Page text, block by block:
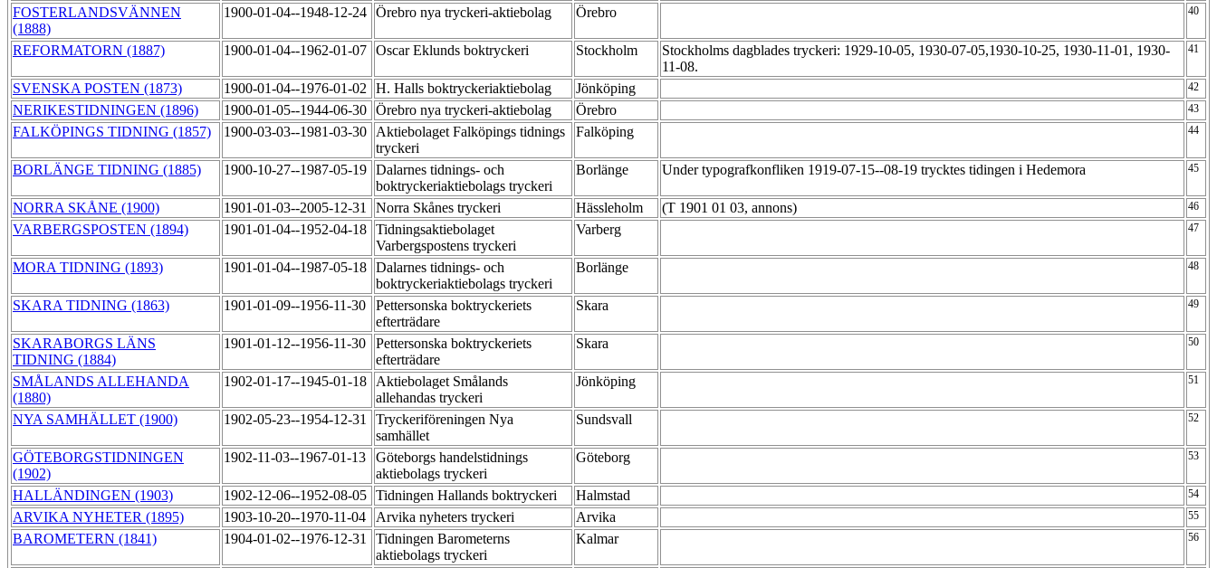
FOSTERLANDSVÄNNEN
(1888)
1900-01-04--1948-12-24 Örebro nya tryckeri-aktiebolag Örebro 40
REFORMATORN (1887) 1900-01-04--1962-01-07 Oscar Eklunds boktryckeri Stockholm
Stockholms dagblades tryckeri: 1929-10-05, 1930-07-05,1930-10-25, 1930-11-01, 1930-
11-08.
41
SVENSKA POSTEN (1873) 1900-01-04--1976-01-02 H. Halls boktryckeriaktiebolag Jönköping 42
NERIKESTIDNINGEN (1896) 1900-01-05--1944-06-30 Örebro nya tryckeri-aktiebolag Örebro 43
FALKÖPINGS TIDNING (1857) 1900-03-03--1981-03-30
Aktiebolaget Falköpings tidnings
tryckeri
Falköping 44
BORLÄNGE TIDNING (1885) 1900-10-27--1987-05-19 Dalarnes tidnings- och
boktryckeriaktiebolags tryckeri
Borlänge Under typografkonfliken 1919-07-15--08-19 trycktes tidingen i Hedemora 45
NORRA SKÅNE (1900) 1901-01-03--2005-12-31 Norra Skånes tryckeri Hässleholm (T 1901 01 03, annons) 46
VARBERGSPOSTEN (1894) 1901-01-04--1952-04-18 Tidningsaktiebolaget
Varbergspostens tryckeri
Varberg 47
MORA TIDNING (1893) 1901-01-04--1987-05-18 Dalarnes tidnings- och
boktryckeriaktiebolags tryckeri
Borlänge 48
SKARA TIDNING (1863) 1901-01-09--1956-11-30
Pettersonska boktryckeriets
efterträdare
Skara 49
SKARABORGS LÄNS
TIDNING (1884)
1901-01-12--1956-11-30
Pettersonska boktryckeriets
efterträdare
Skara 50
SMÅLANDS ALLEHANDA
(1880)
1902-01-17--1945-01-18
Aktiebolaget Smålands
allehandas tryckeri
Jönköping 51
NYA SAMHÄLLET (1900) 1902-05-23--1954-12-31
Tryckeriföreningen Nya
samhället
Sundsvall 52
GÖTEBORGSTIDNINGEN
(1902)
1902-11-03--1967-01-13
Göteborgs handelstidnings
aktiebolags tryckeri
Göteborg 53
HALLÄNDINGEN (1903) 1902-12-06--1952-08-05 Tidningen Hallands boktryckeri Halmstad 54
ARVIKA NYHETER (1895) 1903-10-20--1970-11-04 Arvika nyheters tryckeri Arvika 55
BAROMETERN (1841) 1904-01-02--1976-12-31
Tidningen Barometerns
aktiebolags tryckeri
Kalmar 56